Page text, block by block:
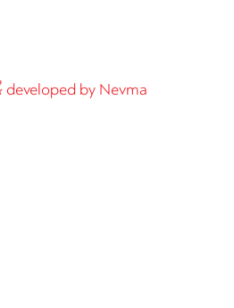
developed by Nevma